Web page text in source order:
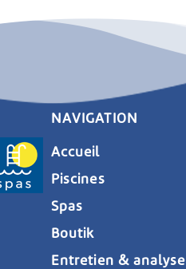
NAVIGATION
Accueil
Piscines
Spas
Boutik
Entretien & analyse